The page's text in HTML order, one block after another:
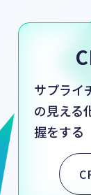
サプライ
の見える
握をする